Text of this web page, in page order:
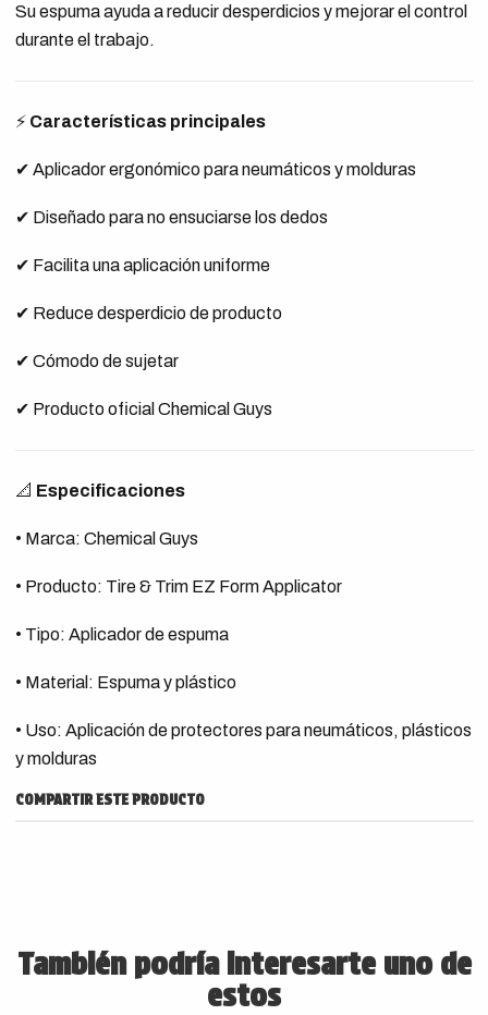
Su espuma ayuda a reducir desperdicios y mejorar el control
durante el trabajo.
⚡ Características principales
✔ Aplicador ergonómico para neumáticos y molduras
✔ Diseñado para no ensuciarse los dedos
✔ Facilita una aplicación uniforme
✔ Reduce desperdicio de producto
✔ Cómodo de sujetar
✔ Producto oficial Chemical Guys
📐 Especificaciones
• Marca: Chemical Guys
• Producto: Tire & Trim EZ Form Applicator
• Tipo: Aplicador de espuma
• Material: Espuma y plástico
• Uso: Aplicación de protectores para neumáticos, plásticos
y molduras
COMPARTIR ESTE PRODUCTO
También podría interesarte uno de
estos